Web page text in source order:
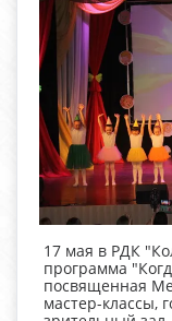
17 мая в РДК
программа
посвященная
мастер-классы,